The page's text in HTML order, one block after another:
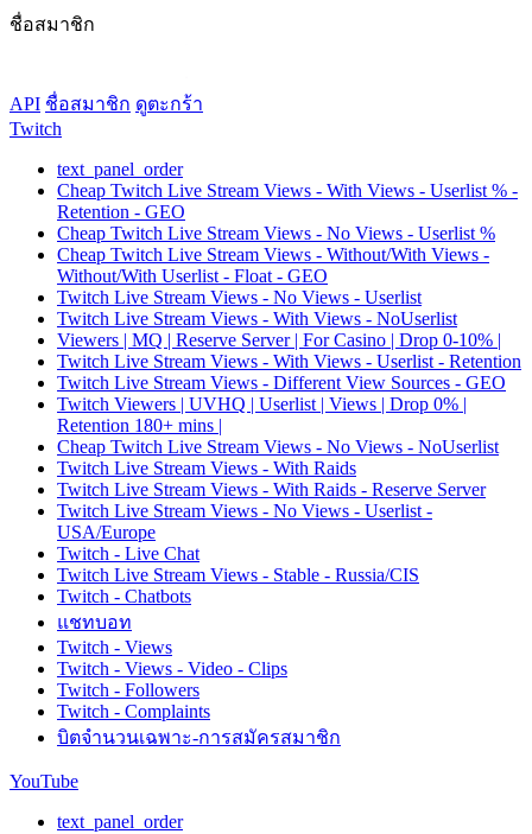
ชื่อสมาชิก
API ชื่อสมาชิก ดูตะกร้า
Twitch
text_panel_order
Cheap Twitch Live Stream Views - With Views - Userlist % -
Retention - GEO
Cheap Twitch Live Stream Views - No Views - Userlist %
Cheap Twitch Live Stream Views - Without/With Views -
Without/With Userlist - Float - GEO
Twitch Live Stream Views - No Views - Userlist
Twitch Live Stream Views - With Views - NoUserlist
Viewers | MQ | Reserve Server | For Casino | Drop 0-10% |
Twitch Live Stream Views - With Views - Userlist - Retention
Twitch Live Stream Views - Different View Sources - GEO
Twitch Viewers | UVHQ | Userlist | Views | Drop 0% |
Retention 180+ mins |
Cheap Twitch Live Stream Views - No Views - NoUserlist
Twitch Live Stream Views - With Raids
Twitch Live Stream Views - With Raids - Reserve Server
Twitch Live Stream Views - No Views - Userlist -
USA/Europe
Twitch - Live Chat
Twitch Live Stream Views - Stable - Russia/CIS
Twitch - Chatbots
แชทบอท
Twitch - Views
Twitch - Views - Video - Clips
Twitch - Followers
Twitch - Complaints
บิตจำนวนเฉพาะ-การสมัครสมาชิก
YouTube
text_panel_order